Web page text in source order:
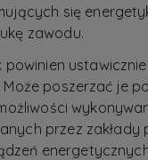
się
zawodu.
poszerzać je
przez